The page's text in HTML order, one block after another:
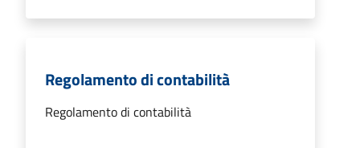
Regolamento di contabilità
Regolamento di contabilità